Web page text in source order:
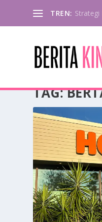
TREN: Strategi
TAG: